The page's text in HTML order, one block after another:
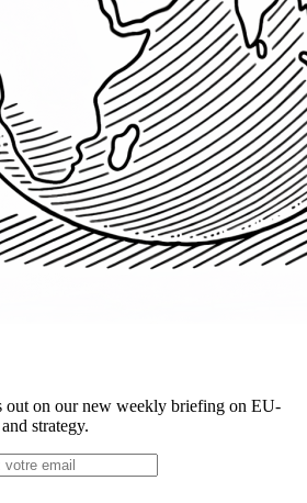
out on our new weekly briefing on EU-
strategy.